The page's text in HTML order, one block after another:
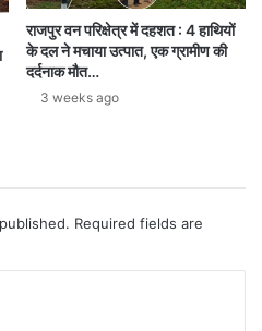
राजपुर वन परिक्षेत्र में दहशत : 4 हाथियों
के दल ने मचाया उत्पात, एक ग्रामीण की
दर्दनाक मौत…
3 weeks ago
Required fields are